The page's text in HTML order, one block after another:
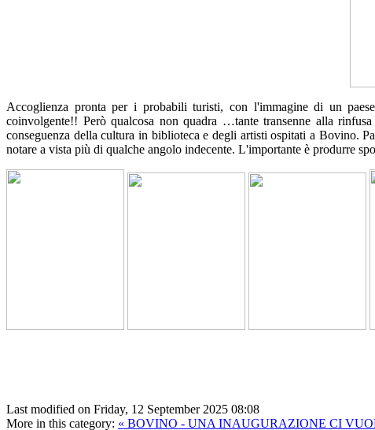
Accoglienza pronta per i probabili turisti, con l'immagine di un
coinvolgente!! Però qualcosa non quadra …tante transenne alla
conseguenza della cultura in biblioteca e degli artisti ospitati a Bovino.
notare a vista più di qualche angolo indecente. L'importante è produrre
Last modified on Friday, 12 September 2025 08:08
More in this category: « BOVINO - UNA INAUGURAZIONE CI